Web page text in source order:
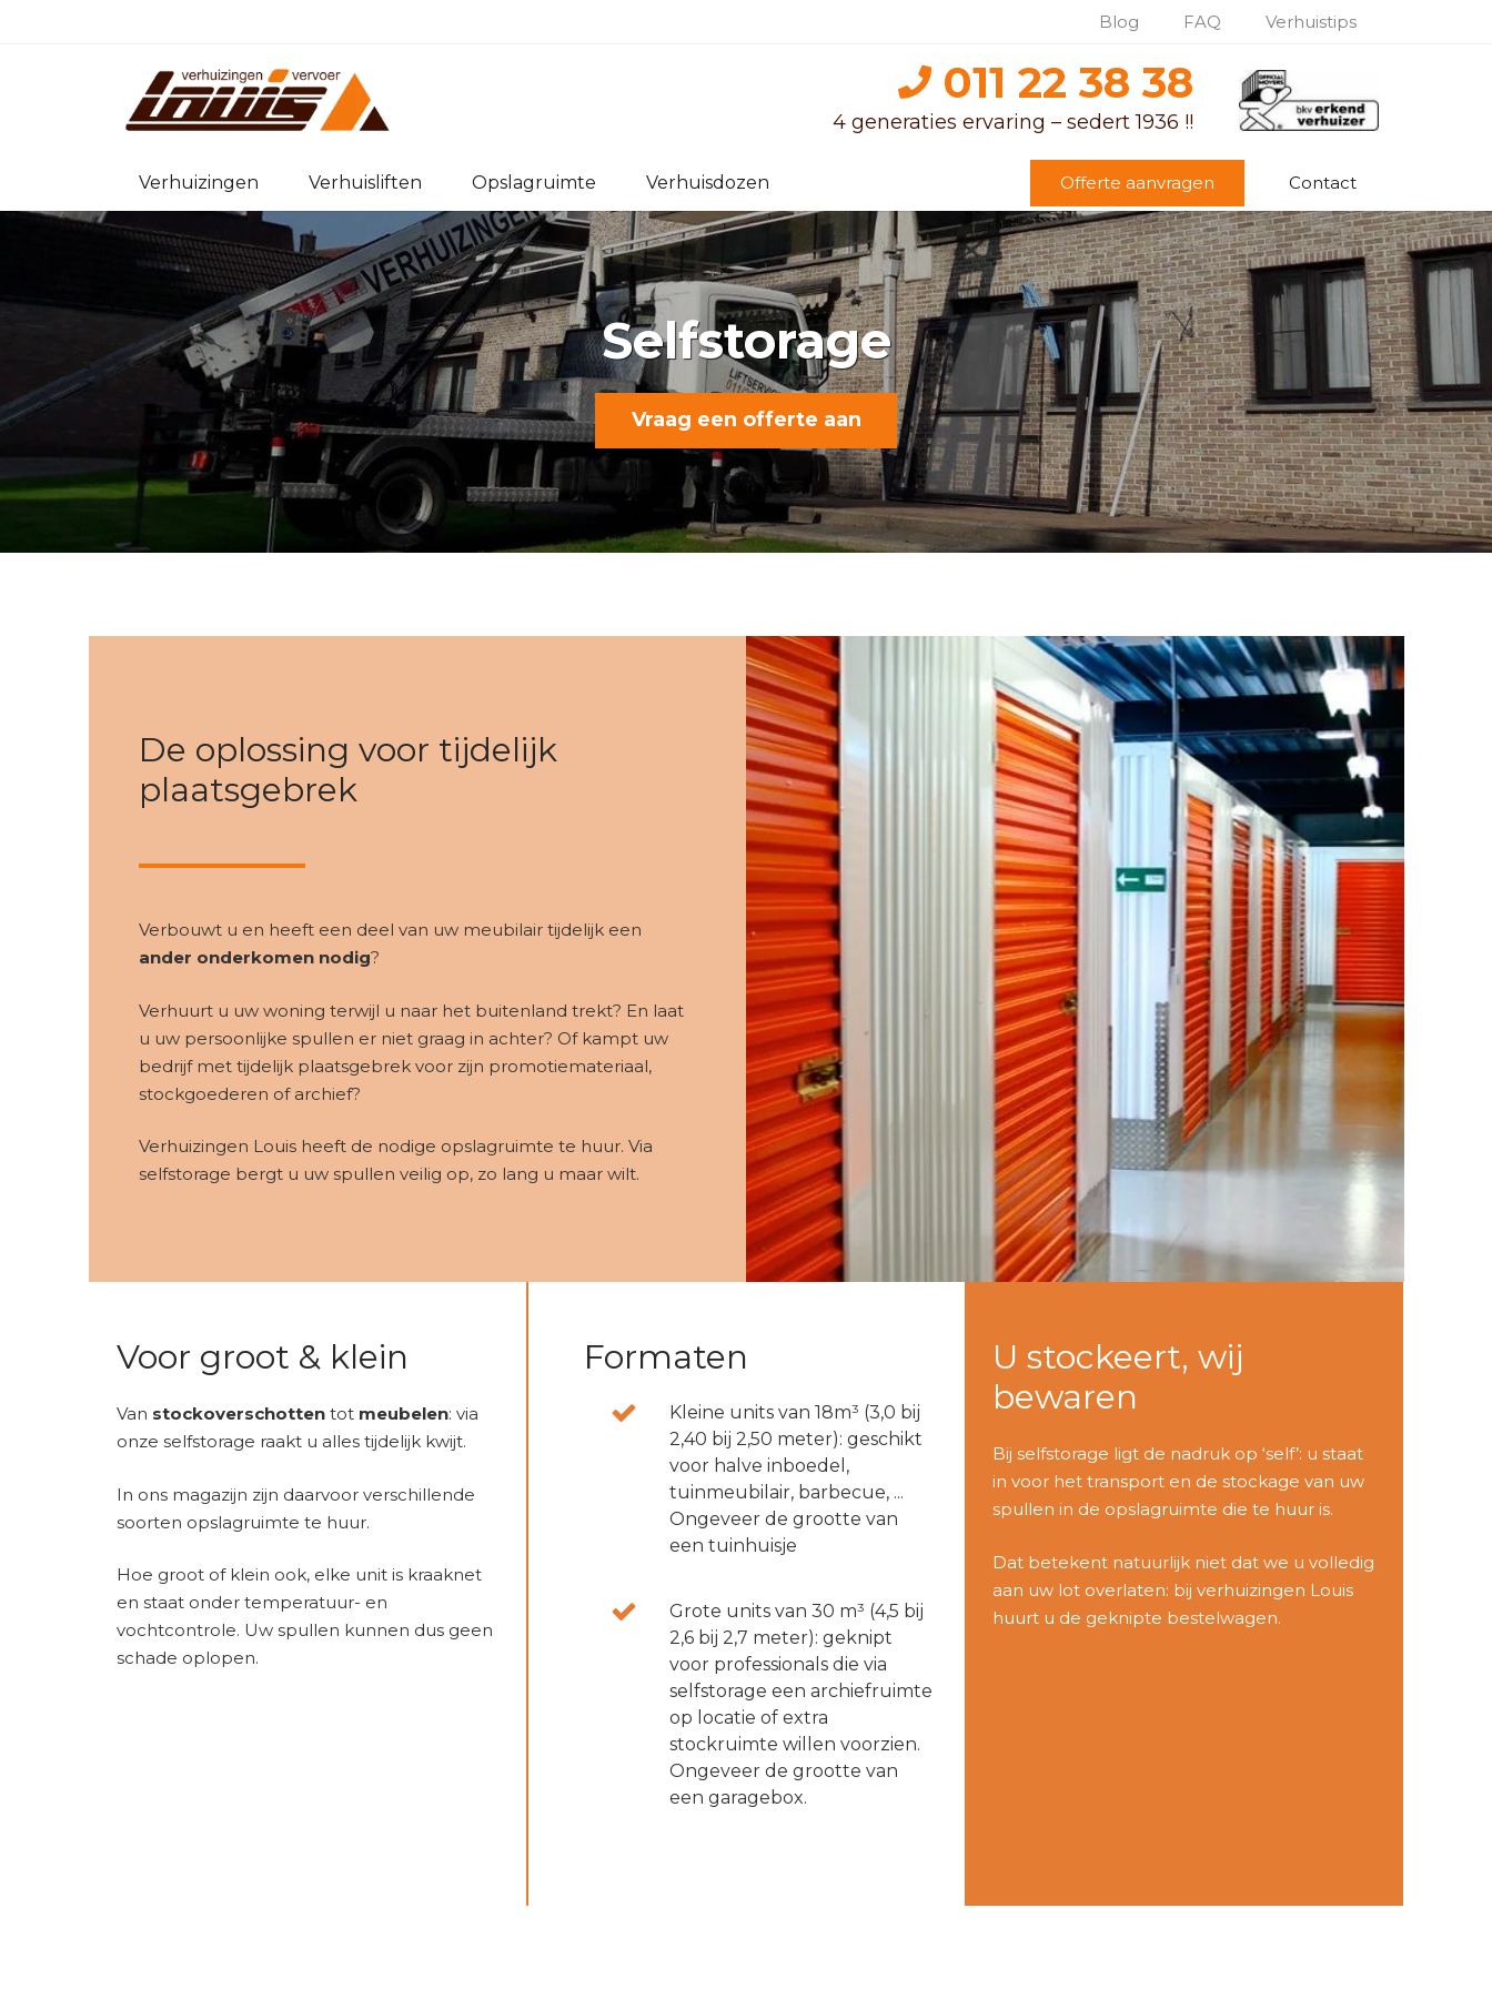
Blog FAQ Verhuistips
011 22 38 38
4 generaties ervaring – sedert 1936 !!
Verhuizingen Verhuisliften Opslagruimte Verhuisdozen Offerte aanvragen Contact
Selfstorage
Vraag een offerte aan
De oplossing voor tijdelijk
plaatsgebrek
Verbouwt u en heeft een deel van uw meubilair tijdelijk een
ander onderkomen nodig?
Verhuurt u uw woning terwijl u naar het buitenland trekt? En laat
u uw persoonlijke spullen er niet graag in achter? Of kampt uw
bedrijf met tijdelijk plaatsgebrek voor zijn promotiemateriaal,
stockgoederen of archief?
Verhuizingen Louis heeft de nodige opslagruimte te huur. Via
selfstorage bergt u uw spullen veilig op, zo lang u maar wilt.
Voor groot & klein
Van stockoverschottentot meubelen: via
onze selfstorage raakt u alles tijdelijk kwijt.
In ons magazijn zijn daarvoor verschillende
soorten opslagruimte te huur.
Hoe groot of klein ook, elke unit is kraaknet
en staat onder temperatuur- en
vochtcontrole. Uw spullen kunnen dus geen
schade oplopen.
Formaten
Kleine units van 18m³ (3,0 bij
2,40 bij 2,50 meter): geschikt
voor halve inboedel,
tuinmeubilair, barbecue, ...
Ongeveer de grootte van
een tuinhuisje
Grote units van 30 m³ (4,5 bij
2,6 bij 2,7 meter): geknipt
voor professionals die via
selfstorage een archiefruimte
op locatie of extra
stockruimte willen voorzien.
Ongeveer de grootte van
een garagebox.
U stockeert, wij
bewaren
Bij selfstorage ligt de nadruk op ‘self’: u staat
in voor het transport en de stockage van uw
spullen in de opslagruimte die te huur is.
Dat betekent natuurlijk niet dat we u volledig
aan uw lot overlaten: bij verhuizingen Louis
huurt u de geknipte bestelwagen.